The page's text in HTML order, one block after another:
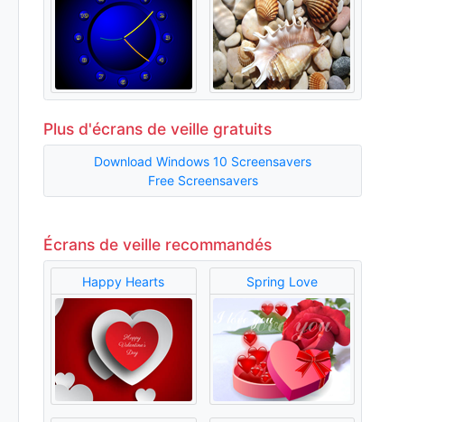
Plus d'écrans de veille gratuits
Download Windows 10 Screensavers
Free Screensavers
Écrans de veille recommandés
Happy Hearts Spring Love